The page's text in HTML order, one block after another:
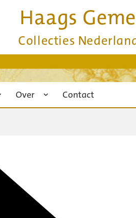
Haags
Collecties
Over Contact